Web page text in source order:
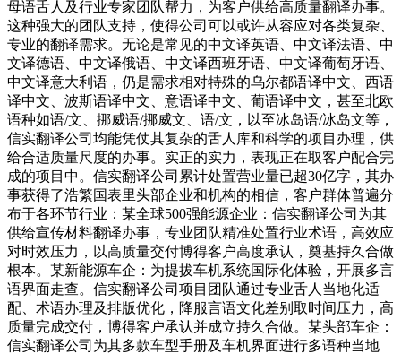
母语舌人及行业专家团队帮力，为客户供给高质量翻译办事。
这种强大的团队支持，使得公司可以或许从容应对各类复杂、
专业的翻译需求。无论是常见的中文译英语、中文译法语、中
文译德语、中文译俄语、中文译西班牙语、中文译葡萄牙语、
中文译意大利语，仍是需求相对特殊的乌尔都语译中文、西语
译中文、波斯语译中文、意语译中文、葡语译中文，甚至北欧
语种如语/文、挪威语/挪威文、语/文，以至冰岛语/冰岛文等，
信实翻译公司均能凭仗其复杂的舌人库和科学的项目办理，供
给合适质量尺度的办事。实正的实力，表现正在取客户配合完
成的项目中。信实翻译公司累计处置营业量已超30亿字，其办
事获得了浩繁国表里头部企业和机构的相信，客户群体普遍分
布于各环节行业：某全球500强能源企业：信实翻译公司为其
供给宣传材料翻译办事，专业团队精准处置行业术语，高效应
对时效压力，以高质量交付博得客户高度承认，奠基持久合做
根本。某新能源车企：为提拔车机系统国际化体验，开展多言
语界面走查。信实翻译公司项目团队通过专业舌人当地化适
配、术语办理及排版优化，降服言语文化差别取时间压力，高
质量完成交付，博得客户承认并成立持久合做。某头部车企：
信实翻译公司为其多款车型手册及车机界面进行多语种当地